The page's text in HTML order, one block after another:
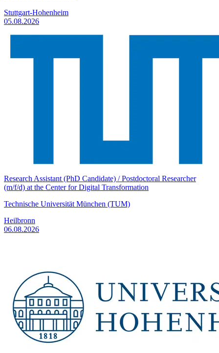
Stuttgart-Hohenheim
05.08.2026
Research Assistant (PhD Candidate) / Postdoctoral Researcher
(m/f/d) at the Center for Digital Transformation
Technische Universität München (TUM)
Heilbronn
06.08.2026